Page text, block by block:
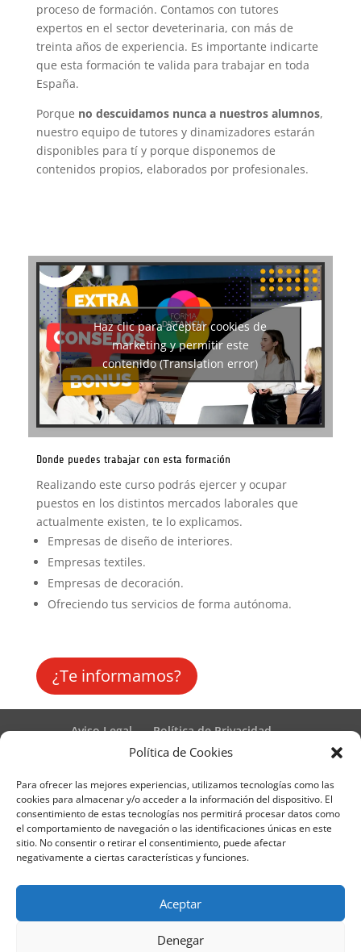
Política de Cookies
Para ofrecer las mejores experiencias, utilizamos tecnologías como las
cookies para almacenar y/o acceder a la información del dispositivo. El
consentimiento de estas tecnologías nos permitirá procesar datos como
el comportamiento de navegación o las identificaciones únicas en este
sitio. No consentir o retirar el consentimiento, puede afectar
negativamente a ciertas características y funciones.
Aceptar
Denegar
proceso de formación. Contamos con tutores
expertos en el sector deveterinaria, con más de
treinta años de experiencia. Es importante indicarte
que esta formación te valida para trabajar en toda
España.
Porque no descuidamos nunca a nuestros alumnos,
nuestro equipo de tutores y dinamizadores estarán
disponibles para tí y porque disponemos de
contenidos propios, elaborados por profesionales.
Haz clic para aceptar cookies de
marketing y permitir este
contenido (Translation error)
Donde puedes trabajar con esta formación
Realizando este curso podrás ejercer y ocupar
puestos en los distintos mercados laborales que
actualmente existen, te lo explicamos.
Empresas de diseño de interiores.
Empresas textiles.
Empresas de decoración.
Ofreciendo tus servicios de forma autónoma.
¿Te informamos?
Aviso Legal
Política de Privacidad
Términos y condiciones – Contrato de matrícula
Formulario de Datos necesarios para alta
Métodos de pago SEQURA
Métodos de pago
Formulario de Acción Formativa
Formulario de responsabilidad de APPCC
Plantilla formación bonificada
Formulario uso de imagen
Centros colaboradores